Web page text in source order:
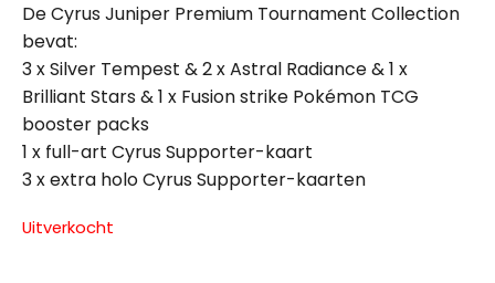
De Cyrus Juniper Premium Tournament Collection
bevat:
3 x Silver Tempest & 2 x Astral Radiance & 1 x
Brilliant Stars & 1 x Fusion strike Pokémon TCG
booster packs
1 x full-art Cyrus Supporter-kaart
3 x extra holo Cyrus Supporter-kaarten
Uitverkocht